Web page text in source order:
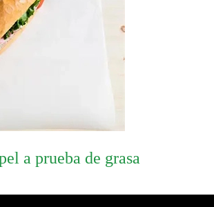
a prueba de grasa